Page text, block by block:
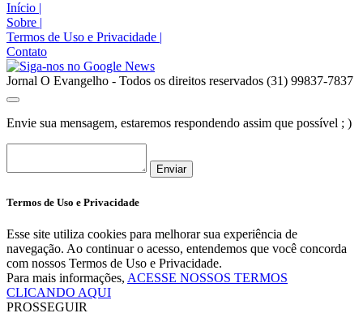
Início |
Sobre |
Termos de Uso e Privacidade |
Contato
Jornal O Evangelho - Todos os direitos reservados (31) 99837-7837
Envie sua mensagem, estaremos respondendo assim que possível ; )
Enviar
Termos de Uso e Privacidade
Esse site utiliza cookies para melhorar sua experiência de
navegação. Ao continuar o acesso, entendemos que você concorda
com nossos Termos de Uso e Privacidade.
Para mais informações, ACESSE NOSSOS TERMOS
CLICANDO AQUI
PROSSEGUIR